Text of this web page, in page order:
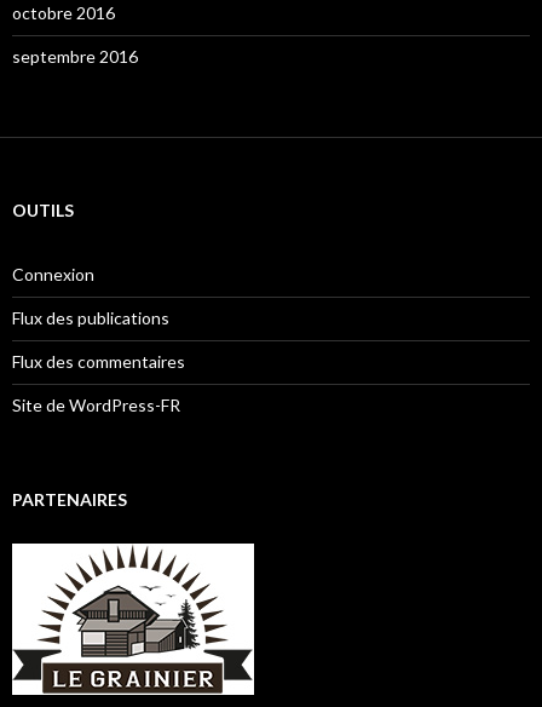
octobre 2016
septembre 2016
OUTILS
Connexion
Flux des publications
Flux des commentaires
Site de WordPress-FR
PARTENAIRES